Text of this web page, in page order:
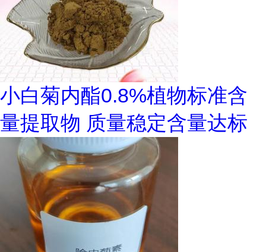
小白菊内酯0.8%植物标准含
量提取物 质量稳定含量达标